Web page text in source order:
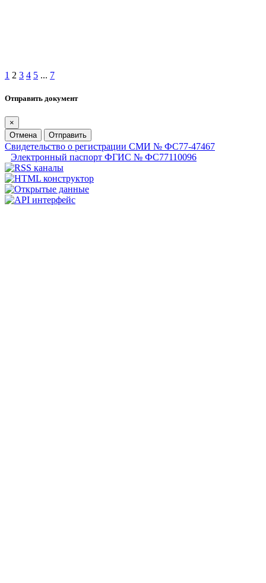
1 2 3 4 5 ... 7
Отправить документ
×
Отмена
Отправить
Свидетельство о регистрации СМИ № ФС77-47467
Электронный паспорт ФГИС № ФС77110096